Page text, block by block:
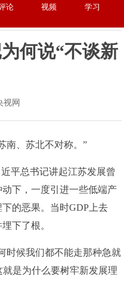
论 视频
学习
何说“不谈新
视网
、苏北不对称。”
平总书记讲起江苏发展曾
下，一度引进一些低端产
的恶果。当时GDP上去
下了根。
候我们都不能走那种急就
是为什么要树牢新发展理